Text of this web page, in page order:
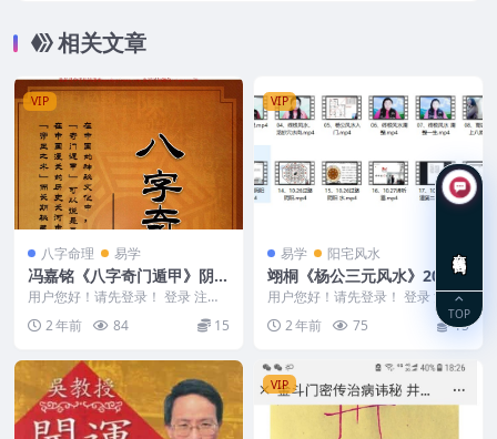
相关文章
VIP
八字命理 易学
冯嘉铭《八字奇门遁甲》阴盘
奇门180页
用户您好！请先登录！ 登录 注册
冯嘉铭《八字奇门遁甲》阴盘奇门
180页 241...
2 年前 84 15
VIP
易学 阳宅风水
翊桐《杨公三元风水》20集
用户您好！请先登录！ 登录 注册
翊桐《杨公三元风水》20集 2410
134 0...
2 年前 75 15
VIP
TOP